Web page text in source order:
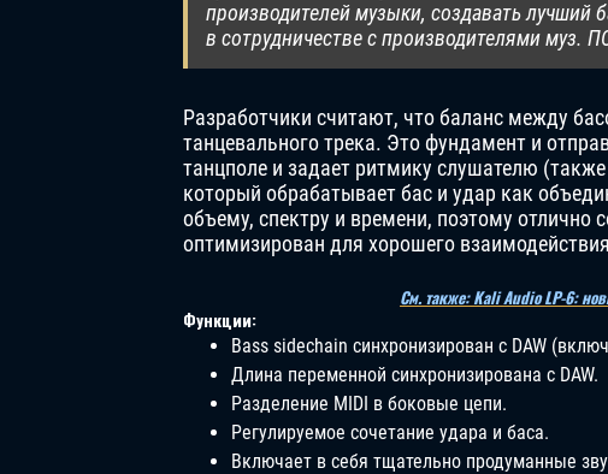
производителей музыки, создавать лучший
в сотрудничестве с производителями муз.
Разработчики считают, что баланс между
танцевального трека. Это фундамент и
танцполе и задает ритмику слушателю
который обрабатывает бас и удар как
объему, спектру и времени, поэтому отлично
оптимизирован для хорошего
См. также: Kali Audio LP-6:
Функции:
Bass sidechain синхронизирован с DAW
Длина переменной синхронизирована с DAW.
Разделение MIDI в боковые цепи.
Регулируемое сочетание удара и баса.
Включает в себя тщательно продуманные